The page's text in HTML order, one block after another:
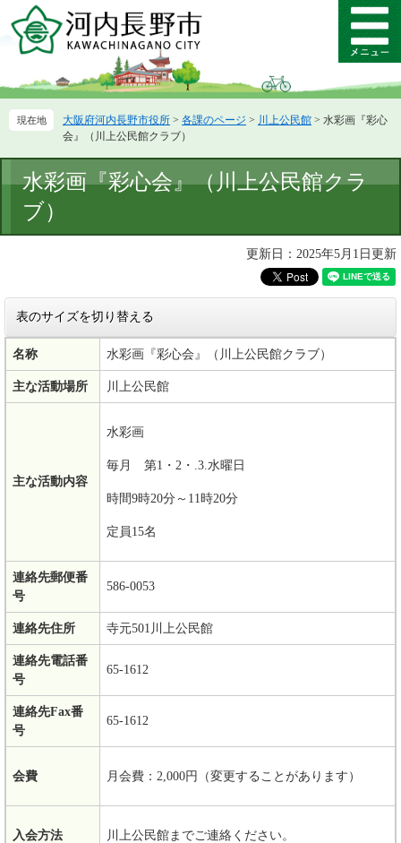
ー
先
ニ
を
て
メ
ニ
ー
大阪府河内長野市役所 > 各課のページ > 川上公民館 > 水彩画『彩心
会』（川上公民館クラブ）
文
水彩画『彩心会』（川上公民館クラ
ブ）
更新日：2025年5月1日更新
表のサイズを切り替える
名称 水彩画『彩心会』（川上公民館クラブ）
主な活動場所 川上公民館
主な活動内容
水彩画
毎月 第1・2・.3.水曜日
時間9時20分～11時20分
定員15名
連絡先郵便番
号
586-0053
連絡先住所 寺元501川上公民館
連絡先電話番
号
65-1612
連絡先Fax番
号
65-1612
会費 月会費：2,000円（変更することがあります）
入会方法 川上公民館までご連絡ください。